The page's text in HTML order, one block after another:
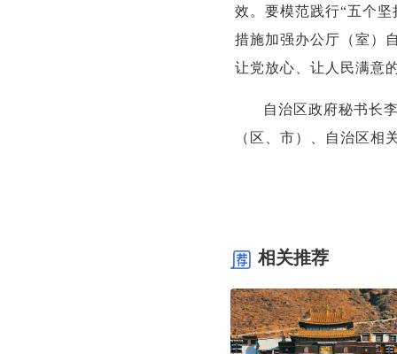
效。要模范践行“五个
措施加强办公厅（室）
让党放心、让人民满意
自治区政府秘书长
（区、市）、自治区相
相关推荐